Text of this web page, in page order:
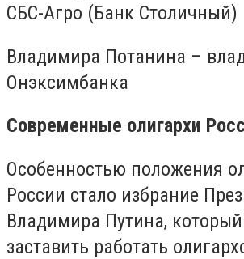
СБС-Агро (Банк Столичный)
Владимира Потанина –
Онэксимбанка
Современные олигархи
Особенностью положения
России стало избрание
Владимира Путина,
заставить работать